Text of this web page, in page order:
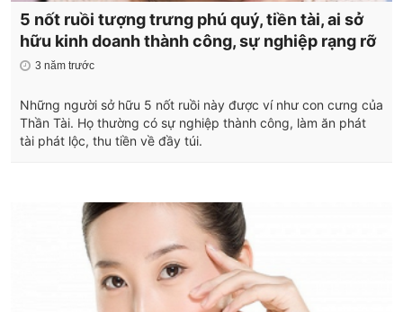
5 nốt ruồi tượng trưng phú quý, tiền tài, ai sở
hữu kinh doanh thành công, sự nghiệp rạng rỡ
3 năm trước
Những người sở hữu 5 nốt ruồi này được ví như con cưng của
Thần Tài. Họ thường có sự nghiệp thành công, làm ăn phát
tài phát lộc, thu tiền về đầy túi.